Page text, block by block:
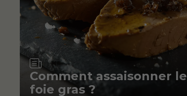
Article
Comment assaisonner le
foie gras ?